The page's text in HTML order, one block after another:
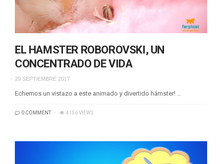
EL HAMSTER ROBOROVSKI, UN
CONCENTRADO DE VIDA
29 SEPTIEMBRE 2017
Echemos un vistazo a este animado y divertido hámster! …
0 COMMENT 4156 VIEWS